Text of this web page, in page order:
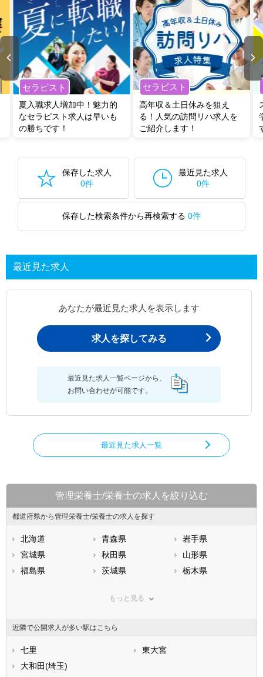
セラピスト
夏入職求人増加中！魅力的
なセラピスト求人は早いも
の勝ちです！
セラピスト
高年収＆土日休みを狙え
る！人気の訪問リハ求人を
ご紹介します！
保存した求人
0件
最近見た求人
0件
保存した検索条件から再検索する 0件
最近見た求人
あなたが最近見た求人を表示します
求人を探してみる
最近見た求人一覧ページから、
お問い合わせが可能です。
最近見た求人一覧
管理栄養士/栄養士の求人を絞り込む
都道府県から管理栄養士/栄養士の求人を探す
北海道 青森県
岩手県
宮城県
秋田県
山形県
福島県
茨城県
栃木県
神奈川県
石川県
福井県
静岡県
滋賀県
もっと見る
近隣で公開求人が多い駅はこちら
七里
東大宮
大和田(埼玉)